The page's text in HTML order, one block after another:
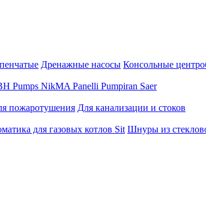
Дренажные насосы Консольные
Pumps NikMA Panelli Pumpiran Saer
пожаротушения Для канализации и стоков
для газовых котлов Sit Шнуры из